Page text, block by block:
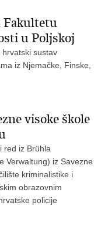
Fakultetu
u Poljskoj
sustav
iz Njemačke, Finske,
visoke škole
red iz Brühla
Verwaltung) iz Savezne
kriminalistike i
obrazovnim
policije